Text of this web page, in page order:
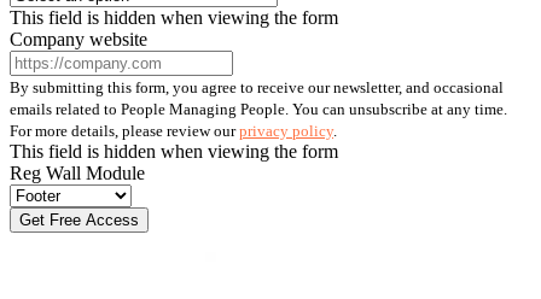
This field is hidden when viewing the form
Company website
By submitting this form, you agree to receive our newsletter, and occasional
emails related to People Managing People. You can unsubscribe at any time.
For more details, please review ourprivacy policy.
This field is hidden when viewing the form
Reg Wall Module